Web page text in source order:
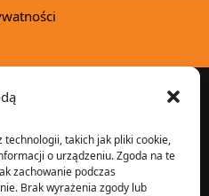
takich jak pliki cookie,
o urządzeniu. Zgoda na te
zachowanie podczas
Brak wyrażenia zgody lub